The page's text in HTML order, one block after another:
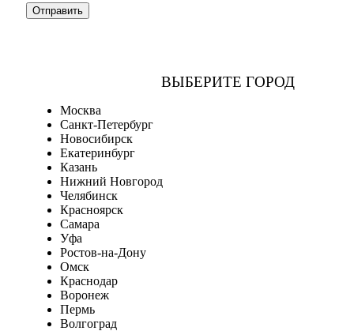
ВЫБЕРИТЕ ГОРОД
Москва
Санкт-Петербург
Новосибирск
Екатеринбург
Казань
Нижний Новгород
Челябинск
Красноярск
Самара
Уфа
Ростов-на-Дону
Омск
Краснодар
Воронеж
Пермь
Волгоград